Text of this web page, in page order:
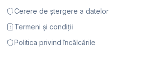
Cerere de ștergere a datelor
Termeni și condiții
Politica privind încălcările